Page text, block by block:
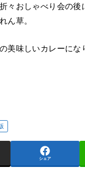
々おしゃべり会の後
ん草。
美味しいカレーにな
シェア